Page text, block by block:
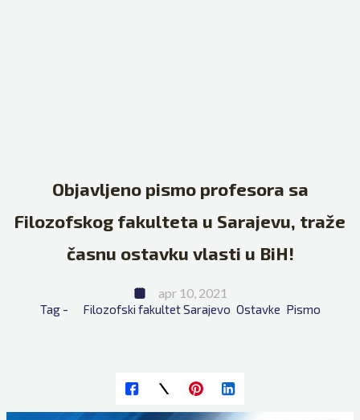
Objavljeno pismo profesora sa
Filozofskog fakulteta u Sarajevu, traže
časnu ostavku vlasti u BiH!
apr 10, 2021
Tag - Filozofski fakultet Sarajevo Ostavke Pismo